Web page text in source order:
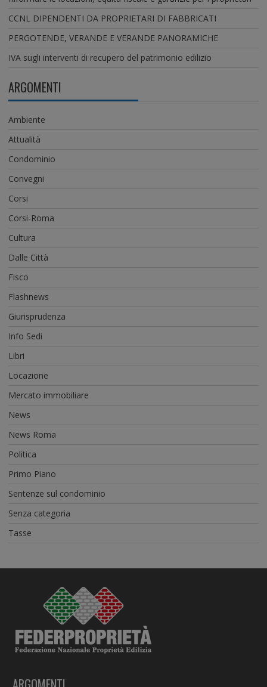
CCNL DIPENDENTI DA PROPRIETARI DI FABBRICATI
PERGOTENDE, VERANDE E VERANDE PANORAMICHE
IVA sugli interventi di recupero del patrimonio edilizio
ARGOMENTI
Ambiente
Attualità
Condominio
Convegni
Corsi
Corsi-Roma
Cultura
Dalle Città
Fisco
Flashnews
Giurisprudenza
Info Sedi
Libri
Locazione
Mercato immobiliare
News
News Roma
Politica
Primo Piano
Sentenze sul condominio
Senza categoria
Tasse